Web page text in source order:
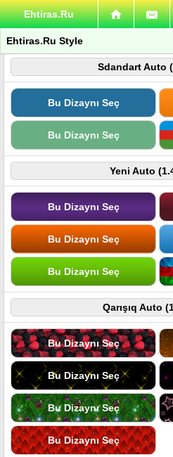
Ehtiras.Ru
Ehtiras.Ru Style
Sdandart Auto
Bu Dizaynı Seç
Bu Dizaynı Seç
Yeni Auto
Bu Dizaynı Seç
Bu Dizaynı Seç
Bu Dizaynı Seç
Qarışıq Auto
Bu Dizaynı Seç
Bu Dizaynı Seç
Bu Dizaynı Seç
Bu Dizaynı Seç